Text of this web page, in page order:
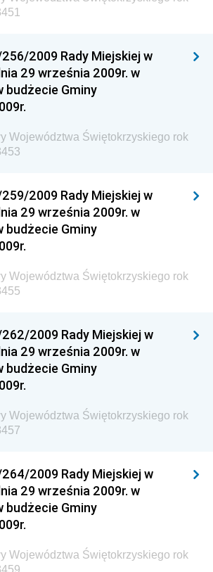
Ministerstwa Komunikacji
Lekkiego
Ministerstwa Rolnictwa i
Ministra Cyfryzacji
Ministra Infrastruktury i
Ministra Gospodarki Morskiej i
Ministra Energii
Ministra Sprawiedliwości
Ministra Rozwoju i Finansów
Wyższego Urzędu Górniczego
Prezesa Urzędu Transportu
Ministra Inwestycji i Rozwoju
Naczelnego Dyrektora Archiwów
Ministra Finansów, Inwestycji i
2009 Rady Miejskiej w
29 września 2009r. w
budżecie Gminy
Województwa Świętokrzyskiego rok
2009 Rady Miejskiej w
29 września 2009r. w
budżecie Gminy
Województwa Świętokrzyskiego rok
262/2009 Rady Miejskiej w
29 września 2009r. w
budżecie Gminy
Województwa Świętokrzyskiego rok
264/2009 Rady Miejskiej w
29 września 2009r. w
budżecie Gminy
Województwa Świętokrzyskiego rok